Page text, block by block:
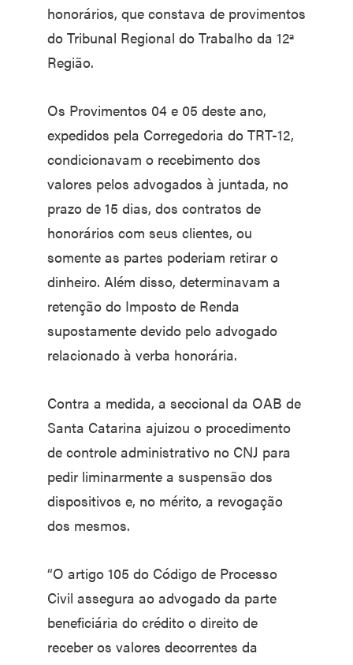
honorários, que constava de provimentos
do Tribunal Regional do Trabalho da 12ª
Região.
Os Provimentos 04 e 05 deste ano,
expedidos pela Corregedoria do TRT-12,
condicionavam o recebimento dos
valores pelos advogados à juntada, no
prazo de 15 dias, dos contratos de
honorários com seus clientes, ou
somente as partes poderiam retirar o
dinheiro. Além disso, determinavam a
retenção do Imposto de Renda
supostamente devido pelo advogado
relacionado à verba honorária.
Contra a medida, a seccional da OAB de
Santa Catarina ajuizou o procedimento
de controle administrativo no CNJ para
pedir liminarmente a suspensão dos
dispositivos e, no mérito, a revogação
dos mesmos.
“O artigo 105 do Código de Processo
Civil assegura ao advogado da parte
beneficiária do crédito o direito de
receber os valores decorrentes da